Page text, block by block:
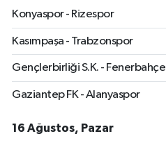
Konyaspor - Rizespor
Kasımpaşa - Trabzonspor
Gençlerbirliği S.K. - Fenerbahçe
Gaziantep FK - Alanyaspor
16 Ağustos, Pazar